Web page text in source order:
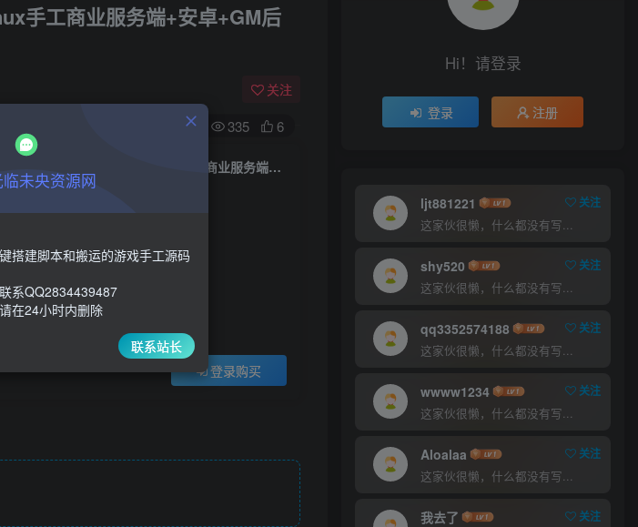
手工商业服务端+安卓+GM后
关注
1 335 6
怀旧回合手游【天书奇谈3D天启版】一键全自动搭建脚本+Linux手工商业服务端+安卓+GM后台+假人陪玩+详细搭建教程
1
登录购买
欢迎来到未央资源网，有问题或者咨询请联系
￥ 9.9 ￥30
￥
5 1
登录购买
Hi！请登录
登录 注册
ljt881221
关注
这家伙很懒，什么都没有写...
shy520
关注
这家伙很懒，什么都没有写...
qq3352574188
关注
这家伙很懒，什么都没有写...
wwww1234
关注
这家伙很懒，什么都没有写...
Aloalaa
关注
这家伙很懒，什么都没有写...
我去了
关注
未央资源网
搭建脚本和搬运的游戏手工源码
系QQ2834439487
在24小时内删除
联系站长